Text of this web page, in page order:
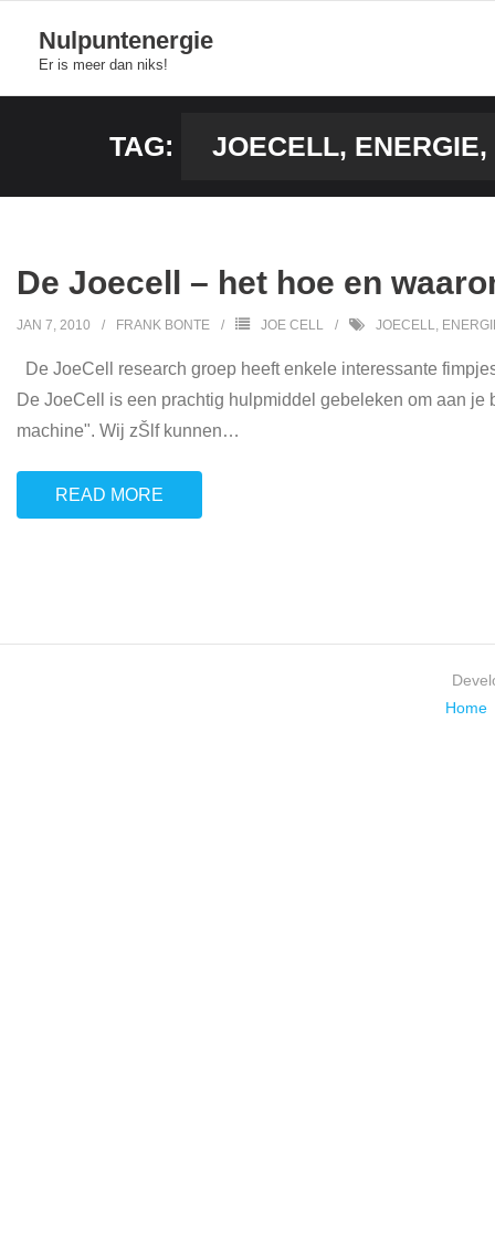
content
Nulpuntenergie
Er is meer dan niks!
TAG: JOECELL,
De Joecell – het hoe en
JAN 7, 2010 FRANK BONTE JOE CELL JOECELL,
De JoeCell research groep heeft enkele interessante
De JoeCell is een prachtig hulpmiddel gebeleken om aan
machine". Wij zŠlf kunnen…
READ MORE
Home